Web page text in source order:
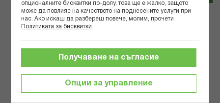
края
опционалните бисквитки по-долу, това ще е жалко, защото
може да повлияе на качеството на поднесените услуги при
нас. Ако искаш да разбереш повече, молим, прочети
Политиката за бисквитки
Опции за управление
Получаване на съгласие